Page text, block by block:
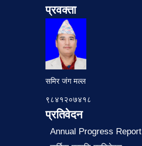
प्रवक्ता
समिर जंग मल्ल
९८४१२०७४१८
प्रतिवेदन
Annual Progress Report